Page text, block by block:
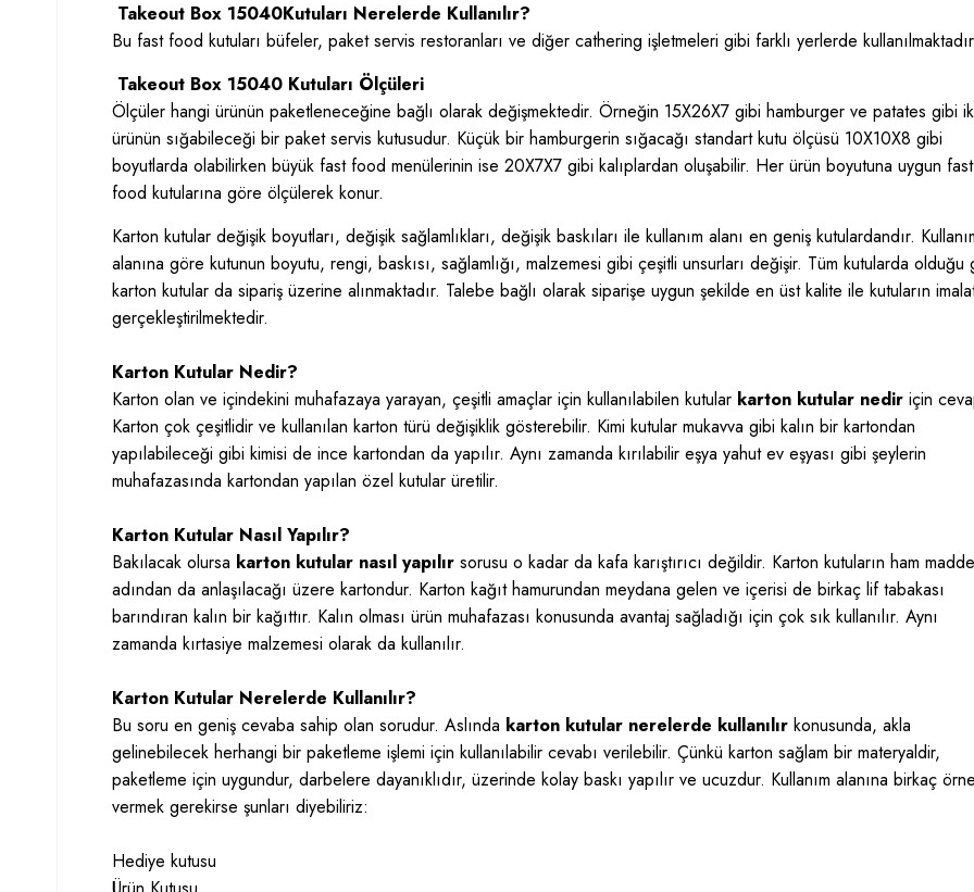
Takeout Box 15040Kutuları Nerelerde Kullanılır?
Bu fast food kutuları büfeler, paket servis restoranları ve diğer cathering işletmeleri gibi farklı yerlerde
Takeout Box 15040 Kutuları Ölçüleri
Ölçüler hangi ürünün paketleneceğine bağlı olarak değişmektedir. Örneğin 15X26X7 gibi hamburger ve patates gibi
ürünün sığabileceği bir paket servis kutusudur. Küçük bir hamburgerin sığacağı standart kutu ölçüsü 10X10X8 gibi
boyutlarda olabilirken büyük fast food menülerinin ise 20X7X7 gibi kalıplardan oluşabilir. Her ürün boyutuna uygun fast
food kutularına göre ölçülerek konur.
Karton kutular değişik boyutları, değişik sağlamlıkları, değişik baskıları ile kullanım alanı en geniş kutulardandır.
alanına göre kutunun boyutu, rengi, baskısı, sağlamlığı, malzemesi gibi çeşitli unsurları değişir. Tüm kutularda olduğu
karton kutular da sipariş üzerine alınmaktadır. Talebe bağlı olarak siparişe uygun şekilde en üst kalite ile kutuların
gerçekleştirilmektedir.
Karton Kutular Nedir?
Karton olan ve içindekini muhafazaya yarayan, çeşitli amaçlar için kullanılabilen kutular karton kutular nedir için
Karton çok çeşitlidir ve kullanılan karton türü değişiklik gösterebilir. Kimi kutular mukavva gibi kalın bir kartondan
yapılabileceği gibi kimisi de ince kartondan da yapılır. Aynı zamanda kırılabilir eşya yahut ev eşyası gibi şeylerin
muhafazasında kartondan yapılan özel kutular üretilir.
Karton Kutular Nasıl Yapılır?
Bakılacak olursa karton kutular nasıl yapılır sorusu o kadar da kafa karıştırıcı değildir. Karton kutuların ham
adından da anlaşılacağı üzere kartondur. Karton kağıt hamurundan meydana gelen ve içerisi de birkaç lif tabakası
barındıran kalın bir kağıttır. Kalın olması ürün muhafazası konusunda avantaj sağladığı için çok sık kullanılır. Aynı
zamanda kırtasiye malzemesi olarak da kullanılır.
Karton Kutular Nerelerde Kullanılır?
Bu soru en geniş cevaba sahip olan sorudur. Aslında karton kutular nerelerde kullanılır konusunda, akla
gelinebilecek herhangi bir paketleme işlemi için kullanılabilir cevabı verilebilir. Çünkü karton sağlam bir materyaldir,
paketleme için uygundur, darbelere dayanıklıdır, üzerinde kolay baskı yapılır ve ucuzdur. Kullanım alanına birkaç
vermek gerekirse şunları diyebiliriz:
Hediye kutusu